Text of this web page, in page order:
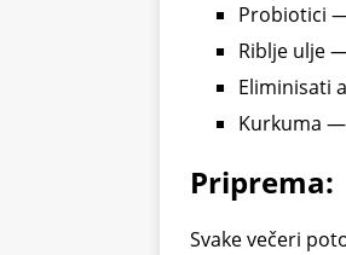
Probiotici
Riblje ulje
Eliminisati
Kurkuma
Priprema:
Svake večeri